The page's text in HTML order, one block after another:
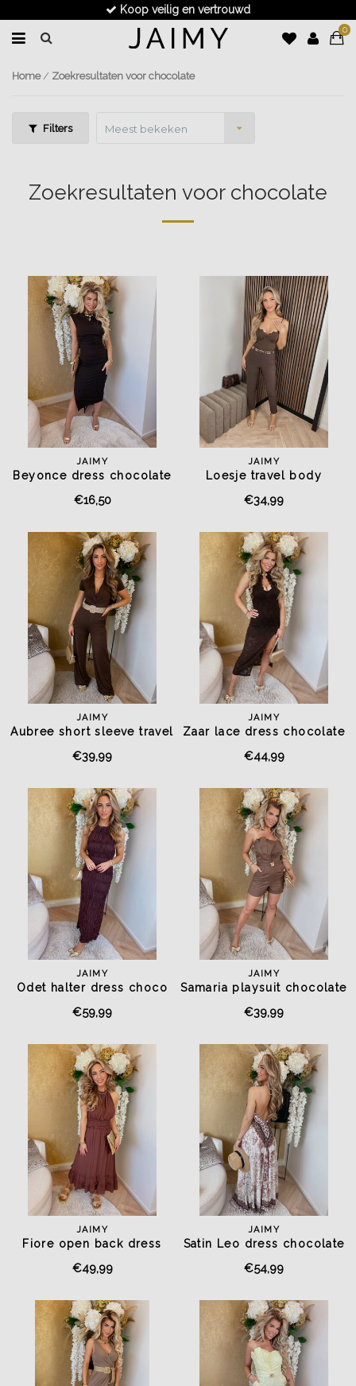
Voor 17.30u besteld, dezelfde dag verzonden
0
Home/ Zoekresultaten voor chocolate
Filters Meest bekeken
Zoekresultaten voor chocolate
JAIMY
Beyonce dress chocolate
€16,50
JAIMY
Loesje travel body
€34,99
JAIMY
Aubree short sleeve travel
€39,99
JAIMY
Zaar lace dress chocolate
€44,99
JAIMY
Odet halter dress choco
€59,99
JAIMY
Samaria playsuit chocolate
€39,99
JAIMY
Fiore open back dress
€49,99
JAIMY
Satin Leo dress chocolate
€54,99